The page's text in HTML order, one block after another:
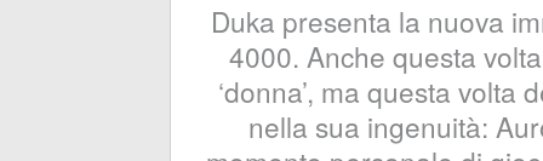
Duka presenta la nuova
4000. Anche questa
‘donna’, ma questa volta
nella sua ingenuità: